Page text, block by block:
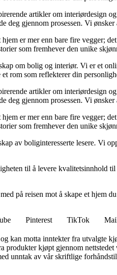
artikler om interiørdesign
deg gjennom prosessen. Vi
er mer enn bare fire vegger;
som fremhever den unike
om bolig og interiør. Vi er et
rom som reflekterer din
artikler om interiørdesign
deg gjennom prosessen. Vi
er mer enn bare fire vegger;
som fremhever den unike
av boliginteresserte lesere. Vi
til å levere kvalitetsinnhold
på reisen mot å skape et hjem
Pinterest TikTok
kan motta inntekter fra utvalgte
kjøpt gjennom
unntak av vår skriftlige